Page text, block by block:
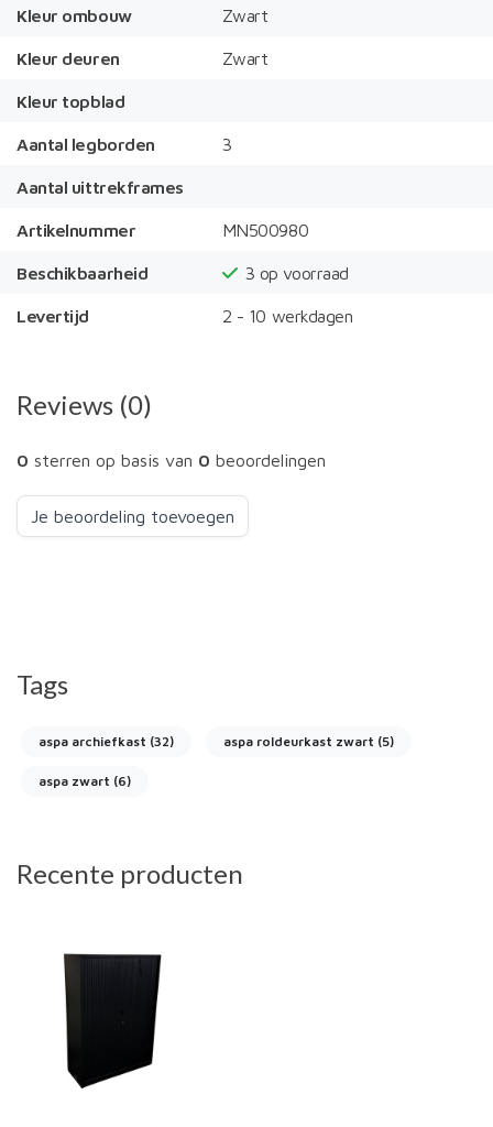
Kleur ombouw Zwart
Kleur deuren Zwart
Kleur topblad
Aantal legborden 3
Aantal uittrekframes
Artikelnummer MN500980
Beschikbaarheid 3 op voorraad
Levertijd 2 - 10 werkdagen
Reviews (0)
0 sterren op basis van 0 beoordelingen
Je beoordeling toevoegen
Tags
aspa archiefkast (32) aspa roldeurkast zwart (5)
aspa zwart (6)
Recente producten